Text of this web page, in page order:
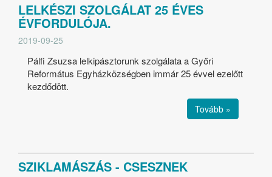
LELKÉSZI SZOLGÁLAT 25 ÉVES
ÉVFORDULÓJA.
2019-09-25
Pálfi Zsuzsa lelkipásztorunk szolgálata a Győri
Református Egyházközségben immár 25 évvel ezelőtt
kezdődött.
Tovább »
SZIKLAMÁSZÁS - CSESZNEK